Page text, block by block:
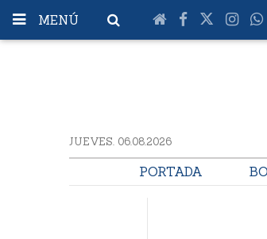
MENÚ
JUEVES. 06.08.2026
PORTADA